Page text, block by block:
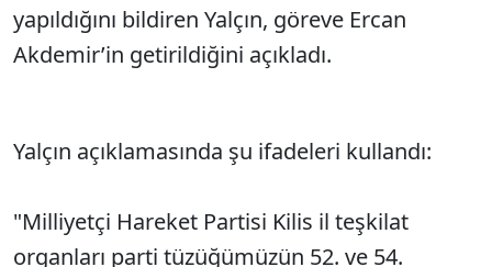
yapıldığını bildiren Yalçın, göreve Ercan
Akdemir’in getirildiğini açıkladı.
Yalçın açıklamasında şu ifadeleri kullandı:
"Milliyetçi Hareket Partisi Kilis il teşkilat
organları parti tüzüğümüzün 52. ve 54.